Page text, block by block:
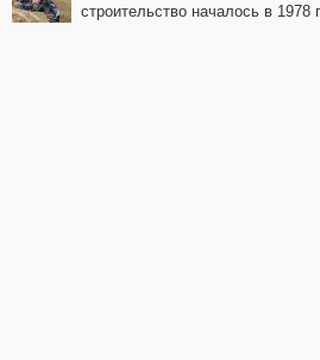
строительство началось в